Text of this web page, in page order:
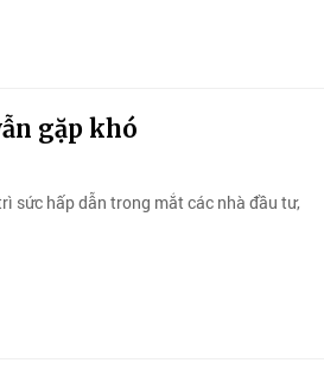
gặp khó
sức hấp dẫn trong mắt các nhà đầu tư,